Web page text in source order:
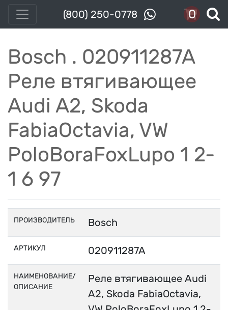
(800) 250-0778 0
Bosch . 020911287A
Реле втягивающее
Audi A2, Skoda
FabiaOctavia, VW
PoloBoraFoxLupo 1 2-
1 6 97
ПРОИЗВОДИТЕЛЬ Bosch
АРТИКУЛ 020911287A
НАИМЕНОВАНИЕ/
ОПИСАНИЕ
Реле втягивающее Audi
A2, Skoda FabiaOctavia,